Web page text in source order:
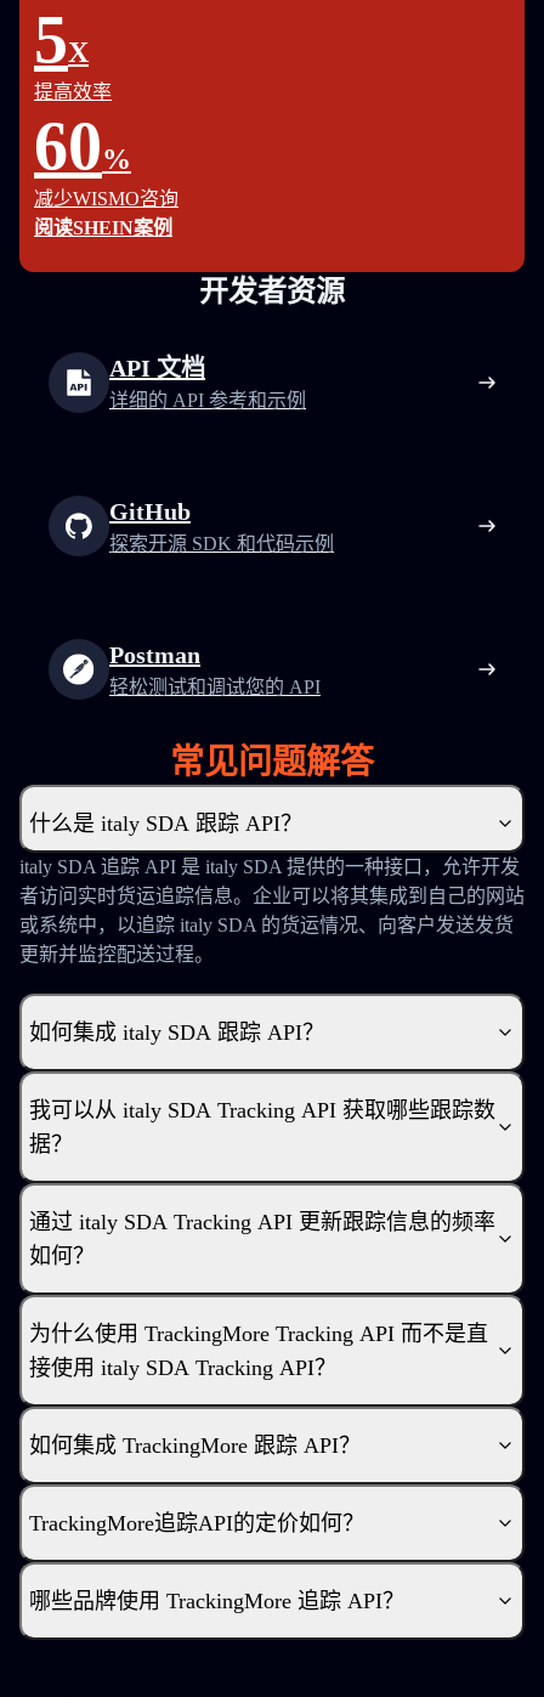
5X
提高效率
60%
减少WISMO咨询
阅读SHEIN案例
开发者资源
API 文档
详细的 API 参考和示例
GitHub
探索开源 SDK 和代码示例
Postman
轻松测试和调试您的 API
常见问题解答
什么是 italy SDA 跟踪 API？
italy SDA 追踪 API 是 italy SDA 提供的一种接口，允许开发
者访问实时货运追踪信息。企业可以将其集成到自己的网站
或系统中，以追踪 italy SDA 的货运情况、向客户发送发货
更新并监控配送过程。
如何集成 italy SDA 跟踪 API？
我可以从 italy SDA Tracking API 获取哪些跟踪数
据？
通过 italy SDA Tracking API 更新跟踪信息的频率
如何？
为什么使用 TrackingMore Tracking API 而不是直
接使用 italy SDA Tracking API？
如何集成 TrackingMore 跟踪 API？
TrackingMore追踪API的定价如何？
哪些品牌使用 TrackingMore 追踪 API？